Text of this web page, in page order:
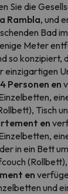
Sie die
Rambla, und
Bad im
Meter
so konzipiert,
einzigartigen
Personen en
Tisch
en
in ein Bett
en
und